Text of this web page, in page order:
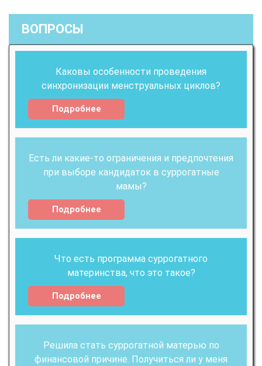
ВОПРОСЫ
Каковы особенности проведения
синхронизации менструальных циклов?
Подробнее
Есть ли какие-то ограничения и предпочтения
при выборе кандидаток в суррогатные
мамы?
Подробнее
Что есть программа суррогатного
материнства, что это такое?
Подробнее
Решила стать суррогатной матерью по
финансовой причине. Получиться ли у меня